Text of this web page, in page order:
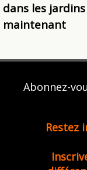
dans les
maintenant
Abonnez-
Restez